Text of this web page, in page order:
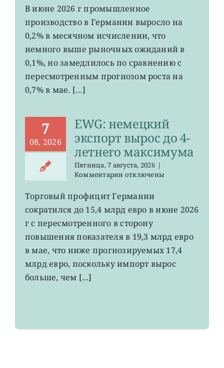
EWG:
рост
промпроизводства
Германии
до
0,2%
В июне 2026 г промышленное
производство в Германии выросло на
0,2% в месячном исчислении, что
немного выше рыночных ожиданий в
0,1%, но замедлилось по сравнению с
пересмотренным прогнозом роста на
0,7% в мае. […]
7
08, 2026
EWG: немецкий
экспорт вырос до 4-
летнего максимума
Пятница, 7 августа, 2026 |
Комментариик
EWG:
немецкий
экспорт
вырос
4-
летнего
отключены
Торговый профицит Германии
сократился до 15,4 млрд евро в июне 2026
г с пересмотренного в сторону
повышения показателя в 19,3 млрд евро
в мае, что ниже прогнозируемых 17,4
млрд евро, поскольку импорт вырос
больше, чем [...]